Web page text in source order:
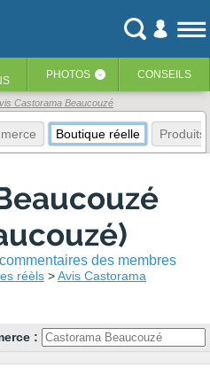
PHOTOS ‹ CONSEILS
Castorama Beaucouzé
Boutique réelle Produits
des membres
réèls
Avis Castorama
: